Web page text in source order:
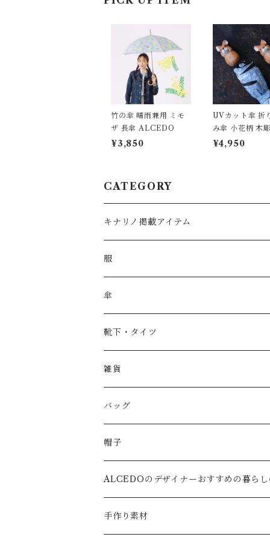
竹の傘 晴雨兼用 ミモ
ザ 長傘 ALCEDO
¥3,850
UVカット傘 折
み傘 小花柄 木彫り動
物
¥4,950
CATEGORY
キナリノ掲載アイテム
服
傘
靴下・タイツ
雑貨
バッグ
帽子
ALCEDOのデザイナーおすすめの暮ら
キッズ
手作り素材